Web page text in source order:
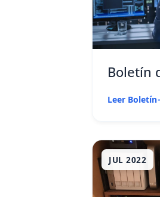
Boletín
Leer Boletín
JUL 2022